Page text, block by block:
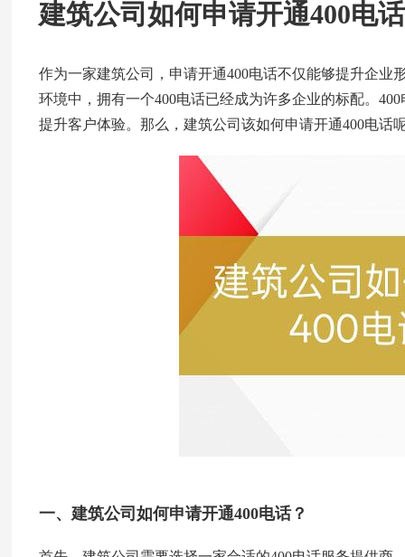
建筑公司如何申请开通400电
作为一家建筑公司，申请开通400电话不仅能够提升企
环境中，拥有一个400电话已经成为许多企业的标配。
提升客户体验。那么，建筑公司该如何申请开通400电话
一、建筑公司如何申请开通400电话？